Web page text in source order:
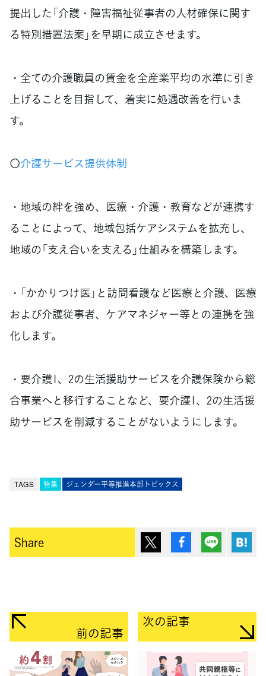
提出した「介護・障害福祉従事者の人材確保に関す
る特別措置法案」を早期に成立させます。
・全ての介護職員の賃金を全産業平均の水準に引き
上げることを目指して、着実に処遇改善を行いま
す。
〇介護サービス提供体制
・地域の絆を強め、医療・介護・教育などが連携す
ることによって、地域包括ケアシステムを拡充し、
地域の「支え合いを支える」仕組みを構築します。
・「かかりつけ医」と訪問看護など医療と介護、医療
および介護従事者、ケアマネジャー等との連携を強
化します。
・要介護1、2の生活援助サービスを介護保険から総
合事業へと移行することなど、要介護1、2の生活援
助サービスを削減することがないようにします。
TAGS 特集 ジェンダー平等推進本部トピックス
Share ポスト シェア Lineで送
前の記事
次の記事